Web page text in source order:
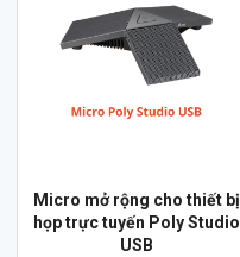
Micro mở rộng cho thiết bị
họp trực tuyến Poly Studio
USB